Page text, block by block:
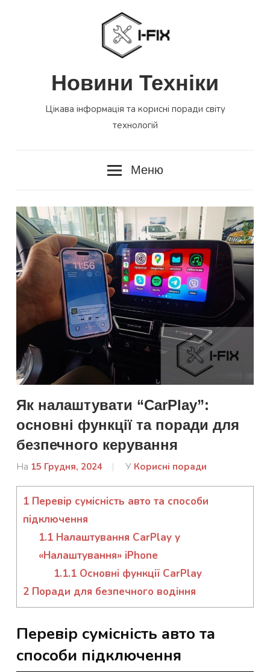
Новини Техніки
Цікава інформація та корисні поради світу
технологій
Меню
Як налаштувати “CarPlay”:
основні функції та поради для
безпечного керування
На 15 Грудня, 2024
Від
admin
У Корисні поради
1 Перевір сумісність авто та способи
підключення
1.1Налаштування CarPlay у
«Налаштування» iPhone
1.1.1 Основні функції CarPlay
2 Поради для безпечного водіння
Перевір сумісність авто та
способи підключення